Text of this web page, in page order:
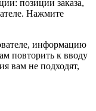
позиции заказа,
Нажмите
информацию
повторить к вводу
вам не подходят,